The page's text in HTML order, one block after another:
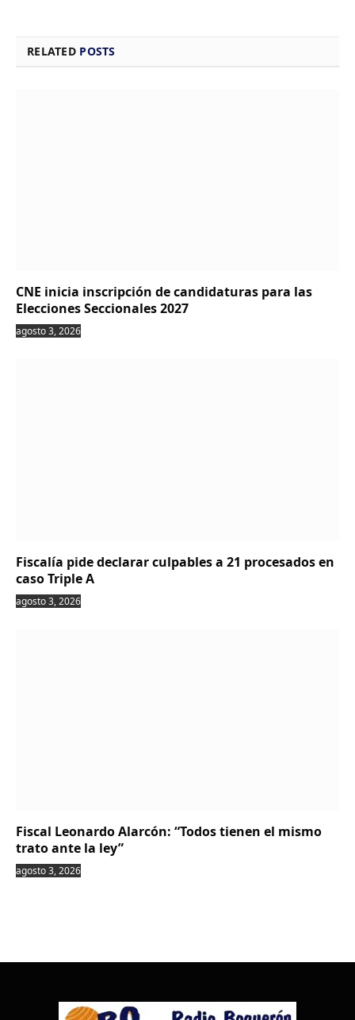
RELATED POSTS
CNE inicia inscripción de candidaturas para las
Elecciones Seccionales 2027
agosto 3, 2026
Fiscalía pide declarar culpables a 21 procesados en
caso Triple A
agosto 3, 2026
Fiscal Leonardo Alarcón: “Todos tienen el mismo
trato ante la ley”
agosto 3, 2026